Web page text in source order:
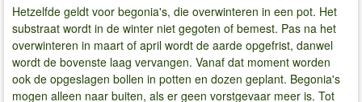
Hetzelfde geldt voor begonia's, die overwinteren in een pot. Het
substraat wordt in de winter niet gegoten of bemest. Pas na het
overwinteren in maart of april wordt de aarde opgefrist, danwel
wordt de bovenste laag vervangen. Vanaf dat moment worden
ook de opgeslagen bollen in potten en dozen geplant. Begonia's
mogen alleen naar buiten, als er geen vorstgevaar meer is. Tot